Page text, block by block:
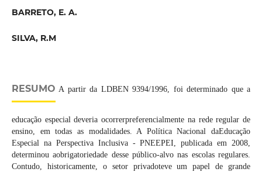
BARRETO, E. A.
SILVA, R.M
RESUMO A partir da LDBEN 9394/1996, foi determinado que a
educação especial deveria ocorrerpreferencialmente na rede regular de
ensino, em todas as modalidades. A Política Nacional daEducação
Especial na Perspectiva Inclusiva - PNEEPEI, publicada em 2008,
determinou aobrigatoriedade desse público-alvo nas escolas regulares.
Contudo, historicamente, o setor privadoteve um papel de grande